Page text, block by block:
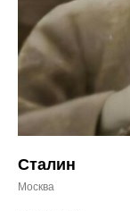
Сталин
Москва